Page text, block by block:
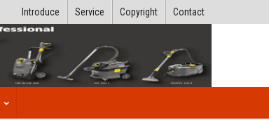
Contact
Copyright
Service
Introduce